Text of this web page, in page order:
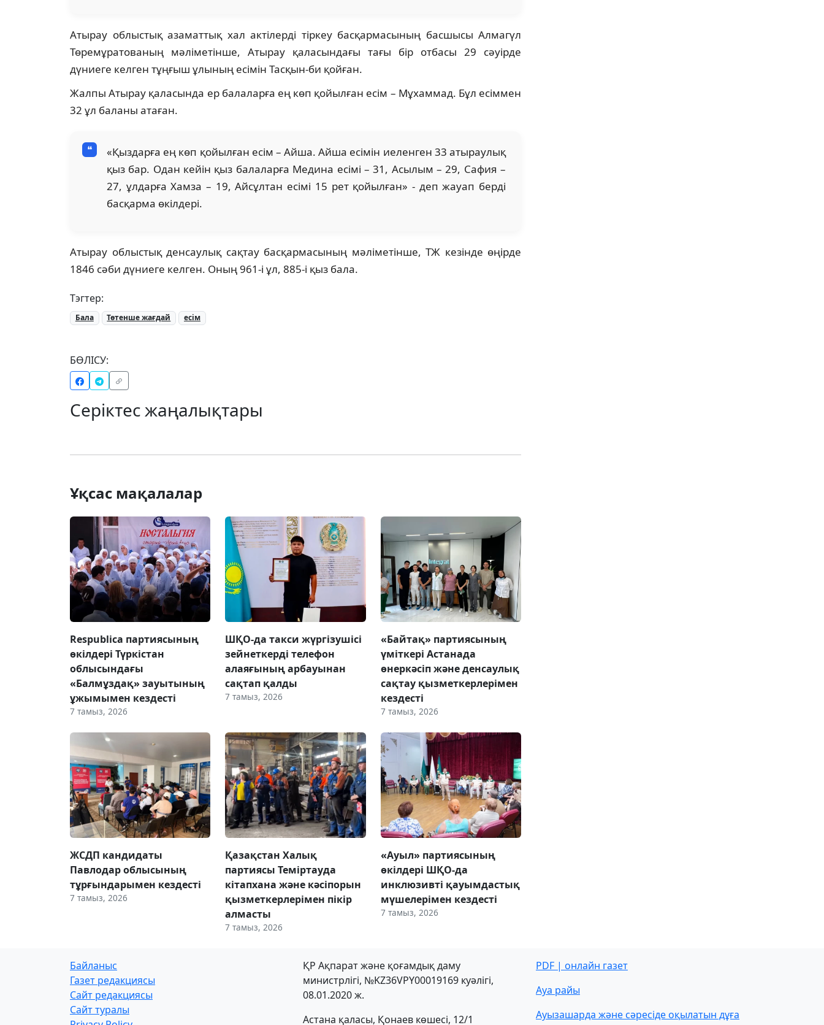
Атырау облыстық азаматтық хал актілерді тіркеу басқармасының басшысы Алмагүл
Төремұратованың мәліметінше, Атырау қаласындағы тағы бір отбасы 29 сәуірде
дүниеге келген тұңғыш ұлының есімін Тасқын-би қойған.
Жалпы Атырау қаласында ер балаларға ең көп қойылған есім – Мұхаммад. Бұл есіммен
32 ұл баланы атаған.
«Қыздарға ең көп қойылған есім – Айша. Айша есімін иеленген 33 атыраулық
қыз бар. Одан кейін қыз балаларға Медина есімі – 31, Асылым – 29, Сафия –
27, ұлдарға Хамза – 19, Айсұлтан есімі 15 рет қойылған» - деп жауап берді
басқарма өкілдері.
Атырау облыстық денсаулық сақтау басқармасының мәліметінше, ТЖ кезінде өңірде
1846 сәби дүниеге келген. Оның 961-і ұл, 885-і қыз бала.
Тэгтер:
Бала Төтенше жағдай есім
БӨЛІСУ:
Серіктес жаңалықтары
Ұқсас мақалалар
Respublica партиясының
өкілдері Түркістан
облысындағы
«Балмұздақ» зауытының
ұжымымен кездесті
7 тамыз, 2026
ШҚО-да такси жүргізушісі
зейнеткерді телефон
алаяғының арбауынан
сақтап қалды
7 тамыз, 2026
«Байтақ» партиясының
үміткері Астанада
өнеркәсіп және денсаулық
сақтау қызметкерлерімен
кездесті
7 тамыз, 2026
ЖСДП кандидаты
Павлодар облысының
тұрғындарымен кездесті
7 тамыз, 2026
Қазақстан Халық
партиясы Теміртауда
кітапхана және кәсіпорын
қызметкерлерімен пікір
алмасты
7 тамыз, 2026
«Ауыл» партиясының
өкілдері ШҚО-да
инклюзивті қауымдастық
мүшелерімен кездесті
7 тамыз, 2026
Байланыс
Газет редакциясы
Сайт редакциясы
Сайт туралы
ҚР Ақпарат және қоғамдық даму
министрлігі, №KZ36VPY00019169 куәлігі,
08.01.2020 ж.
Астана қаласы, Қонаев көшесі, 12/1
PDF | онлайн газет
Ауа райы
Ауызашарда және сәресіде оқылатын дұға